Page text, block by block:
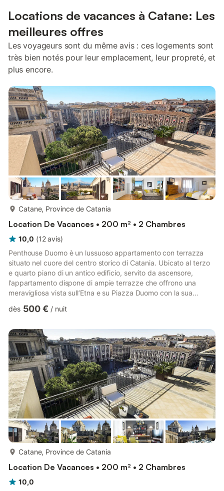
Locations de vacances à Catane: Les
meilleures offres
Les voyageurs sont du même avis : ces logements sont
très bien notés pour leur emplacement, leur propreté, et
plus encore.
Catane, Province de Catania
Location De Vacances • 200 m² • 2 Chambres
10,0 (12 avis)
Penthouse Duomo è un lussuoso appartamento con terrazza
situato nel cuore del centro storico di Catania. Ubicato al terzo
e quarto piano di un antico edificio, servito da ascensore,
l’appartamento dispone di ampie terrazze che offrono una
meravigliosa vista sull’Etna e su Piazza Duomo con la sua
centralissima della dimora consente di raggiungere
caratteristico mercato del pesce, i locali serali della barocca via
Crociferi e tutti i monumenti, le chiese ed i luoghi d’interesse di...
dès 500 € / nuit
Catane, Province de Catania
Location De Vacances • 200 m² • 2 Chambres
10,0